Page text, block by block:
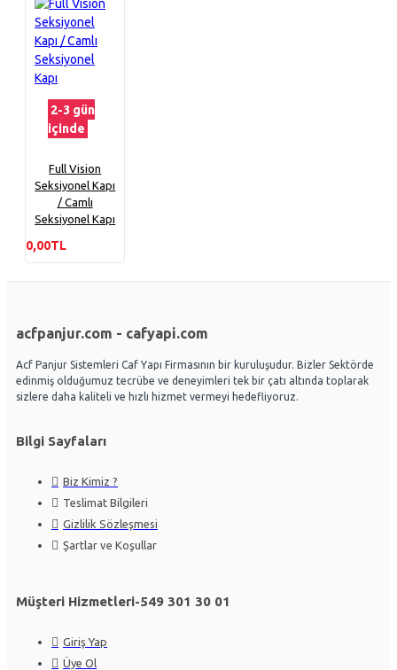
2-3 gün
içinde
Full Vision
Seksiyonel Kapı
/ Camlı
Seksiyonel Kapı
0,00TL
acfpanjur.com - cafyapi.com
Acf Panjur Sistemleri Caf Yapı Firmasının bir kuruluşudur. Bizler Sektörde
edinmiş olduğumuz tecrübe ve deneyimleri tek bir çatı altında toplarak
sizlere daha kaliteli ve hızlı hizmet vermeyi hedefliyoruz.
Bilgi Sayfaları
Biz Kimiz ?
Teslimat Bilgileri
Gizlilik Sözleşmesi
Şartlar ve Koşullar
Müşteri Hizmetleri-549 301 30 01
Giriş Yap
Üye Ol